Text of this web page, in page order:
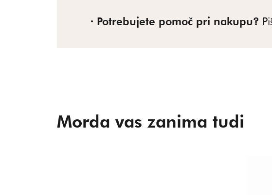
Potrebujete pomoč pri nakupu?
Morda vas zanima tudi